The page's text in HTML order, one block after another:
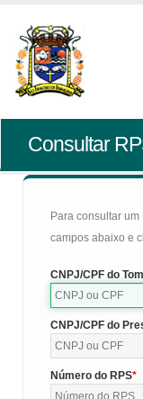
Consultar
Para consultar
campos abaixo e
CNPJ/CPF do
CNPJ/CPF do
Número do RPS